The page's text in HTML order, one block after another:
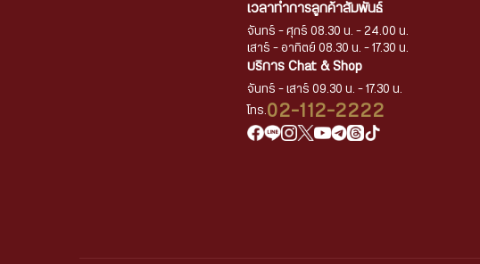
เวลาทำการลูกค้าสัมพันธ์
จันทร์ - ศุกร์ 08.30 น. - 24.00 น.
เสาร์ - อาทิตย์ 08.30 น. - 17.30 น.
บริการ Chat & Shop
จันทร์ - เสาร์ 09.30 น. - 17.30 น.
โทร.02-112-2222